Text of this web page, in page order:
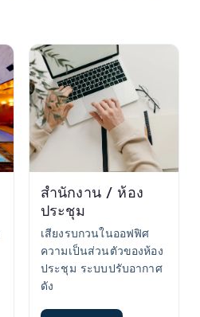
สำนักงาน / ห้อง
ประชุม
เสียงรบกวนในออฟฟิศ
ความเป็นส่วนตัวของห้อง
ประชุม ระบบปรับอากาศ
ดัง